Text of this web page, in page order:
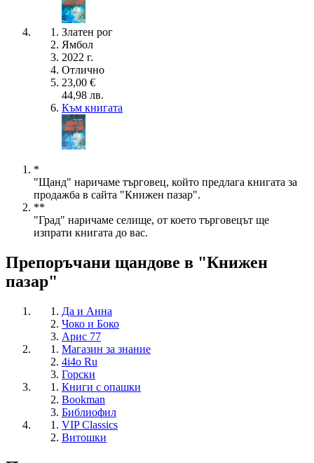
Златен рог
Ямбол
2022 г.
Отлично
23,00 €
44,98 лв.
Към книгата
*
"Щанд" наричаме търговец, който предлага книгата за
продажба в сайта "Книжен пазар".
**
"Град" наричаме селище, от което търговецът ще
изпрати книгата до вас.
Препоръчани щандове в "Книжен
пазар"
Да и Анна
Чоко и Боко
Арис 77
Магазин за знание
4i4o Ru
Горски
Книги с опашки
Bookman
Библиофил
VIP Classics
Витошки